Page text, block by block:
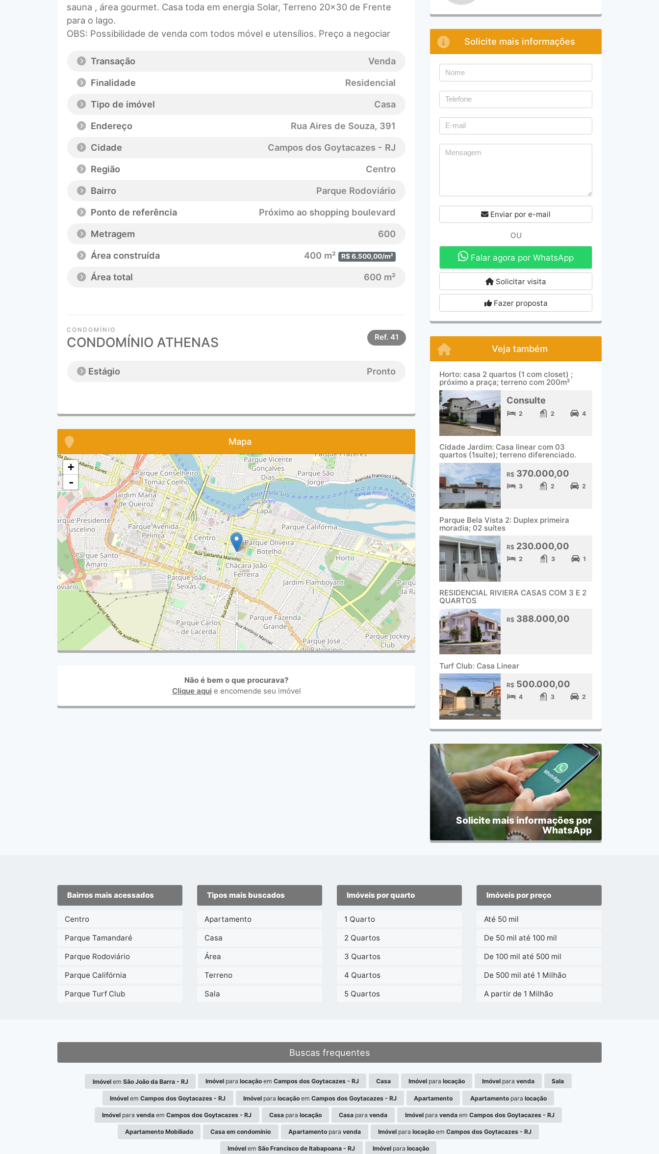
sauna , área gourmet. Casa toda em energia Solar, Terreno 20x30 de Frente
para o lago.
OBS: Possibilidade de venda com todos móvel e utensílios. Preço a negociar
Transação
Venda
Finalidade
Residencial
Tipo de imóvel
Casa
Endereço
Rua Aires de Souza, 391
Cidade
Campos dos Goytacazes - RJ
Região
Centro
Bairro
Parque Rodoviário
Ponto de referência
Próximo ao shopping boulevard
Metragem
600
Área construída
400 m² R$ 6.500,00/m²
Área total 600 m²
CONDOMÍNIO
CONDOMÍNIO ATHENAS Ref. 41
Estágio Pronto
Mapa
+
-
Não é bem o que procurava?
Clique aqui e encomende seu imóvel
Solicite mais informações
Enviar por e-mail
OU
Falar agora por WhatsApp
Solicitar visita
Fazer proposta
Veja também
Horto: casa 2 quartos (1 com closet) ;
próximo a praça; terreno com 200m²
Consulte
2 2 4
Cidade Jardim: Casa linear com 03
quartos (1suíte); terreno diferenciado.
R$370.000,00
3 2 2
Parque Bela Vista 2: Duplex primeira
moradia; 02 suítes
R$230.000,00
2 3 1
RESIDENCIAL RIVIERA CASAS COM 3 E 2
QUARTOS
R$388.000,00
Turf Club: Casa Linear
R$500.000,00
4 3 2
Solicite mais informações por
WhatsApp
Bairros mais acessados
Centro
Parque Tamandaré
Parque Rodoviário
Parque Califórnia
Parque Turf Club
Tipos mais buscados
Apartamento
Casa
Área
Terreno
Sala
Imóveis por quarto
1 Quarto
2 Quartos
3 Quartos
4 Quartos
5 Quartos
Imóveis por preço
Até 50 mil
De 50 mil até 100 mil
De 100 mil até 500 mil
De 500 mil até 1 Milhão
A partir de 1 Milhão
Buscas frequentes
Imóvelem São João da Barra - RJ Imóvelpara locaçãoem Campos dos Goytacazes - RJ Casa Imóvelpara locação Imóvel paravenda Sala
Imóvel emCampos dos Goytacazes - RJ Imóvelpara locaçãoem Campos dos Goytacazes - RJ Apartamento Apartamentopara locação
Imóvel paravenda emCampos dos Goytacazes - RJ Casapara locação Casa paravenda Imóvelpara vendaem Campos dos Goytacazes - RJ
Apartamento Mobiliado Casa em condomínio Apartamentopara venda Imóvel paralocação emCampos dos Goytacazes - RJ
Imóvel emSão Francisco de Itabapoana - RJ Imóvelpara locação